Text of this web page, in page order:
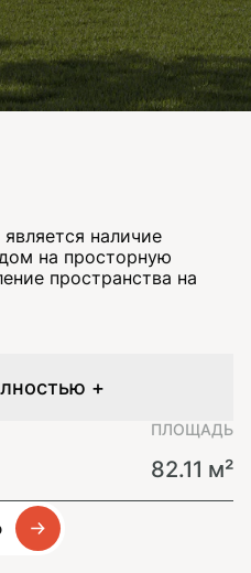
наличие
на просторную
пространства на
+
ПЛОЩАДЬ
82.11 м²